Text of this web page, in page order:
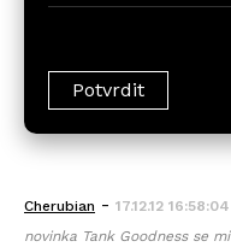
Cherubian - 17.12.12 16:58:04
novinka Tank Goodness se